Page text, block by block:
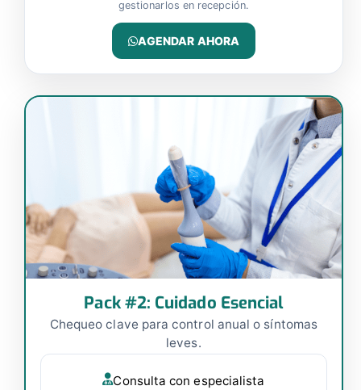
gestionarlos en recepción.
AGENDAR AHORA
Pack #2: Cuidado Esencial
Chequeo clave para control anual o síntomas
leves.
Consulta con especialista